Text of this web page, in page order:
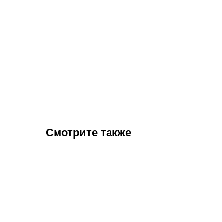
Смотрите также